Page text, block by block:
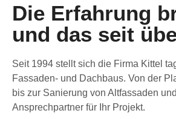
Die Erfahrung
und das seit
Seit 1994 stellt sich die Firma Kittel
Fassaden- und Dachbaus. Von der
bis zur Sanierung von Altfassaden
Ansprechpartner für Ihr Projekt.